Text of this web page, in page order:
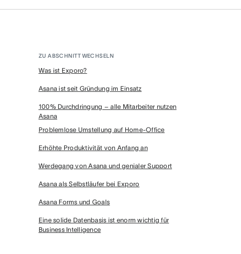
ZU ABSCHNITT WECHSELN
Was ist Exporo?
Asana ist seit Gründung im Einsatz
100% Durchdringung – alle Mitarbeiter nutzen
Asana
Problemlose Umstellung auf Home-Office
Erhöhte Produktivität von Anfang an
Werdegang von Asana und genialer Support
Asana als Selbstläufer bei Exporo
Asana Forms und Goals
Eine solide Datenbasis ist enorm wichtig für
Business Intelligence